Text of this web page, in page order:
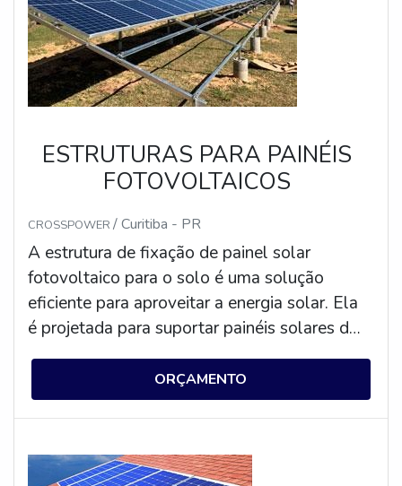
ESTRUTURAS PARA PAINÉIS
FOTOVOLTAICOS
CROSSPOWER / Curitiba - PR
A estrutura de fixação de painel solar
fotovoltaico para o solo é uma solução
eficiente para aproveitar a energia solar. Ela
é projetada para suportar painéis solares de
alta qualidade e resistência, garantindo a
estabilidade e segurança necessárias para a
instalação. Além disso, ela é fabricada com
maior durabilidade e proteção contra
intempéries. A estrutura de fixação de painel
ORÇAMENTO